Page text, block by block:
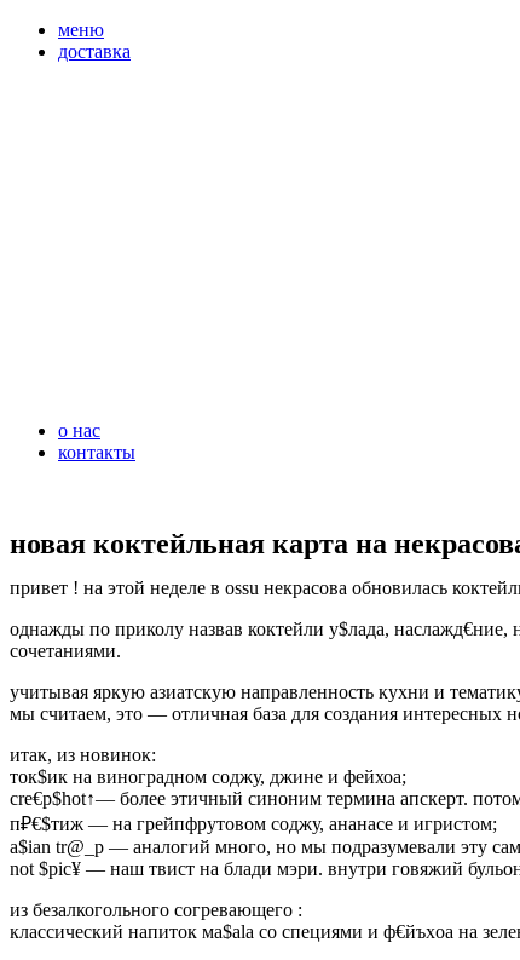
перейтименю
доставка
о нас
контакты
новая коктейльная карта на
привет ! на этой неделе в ossu некрасова обновилась
однажды по приколу назвав коктейли у$лада,
сочетаниями.
учитывая яркую азиатскую направленность кухни и
мы считаем, это — отличная база для создания интересных
итак, из новинок:
ток$ик на виноградном соджу, джине и фейхоа;
cre€p$hot↑— более этичный синоним термина апскерт.
п₽€$тиж — на грейпфрутовом соджу, ананасе и игристом;
a$ian tr@_p — аналогий много, но мы подразумевали эту
not $pic¥ — наш твист на блади мэри. внутри говяжий
из безалкогольного согревающего :
классический напиток ма$аlа со специями и ф€йъхoa на